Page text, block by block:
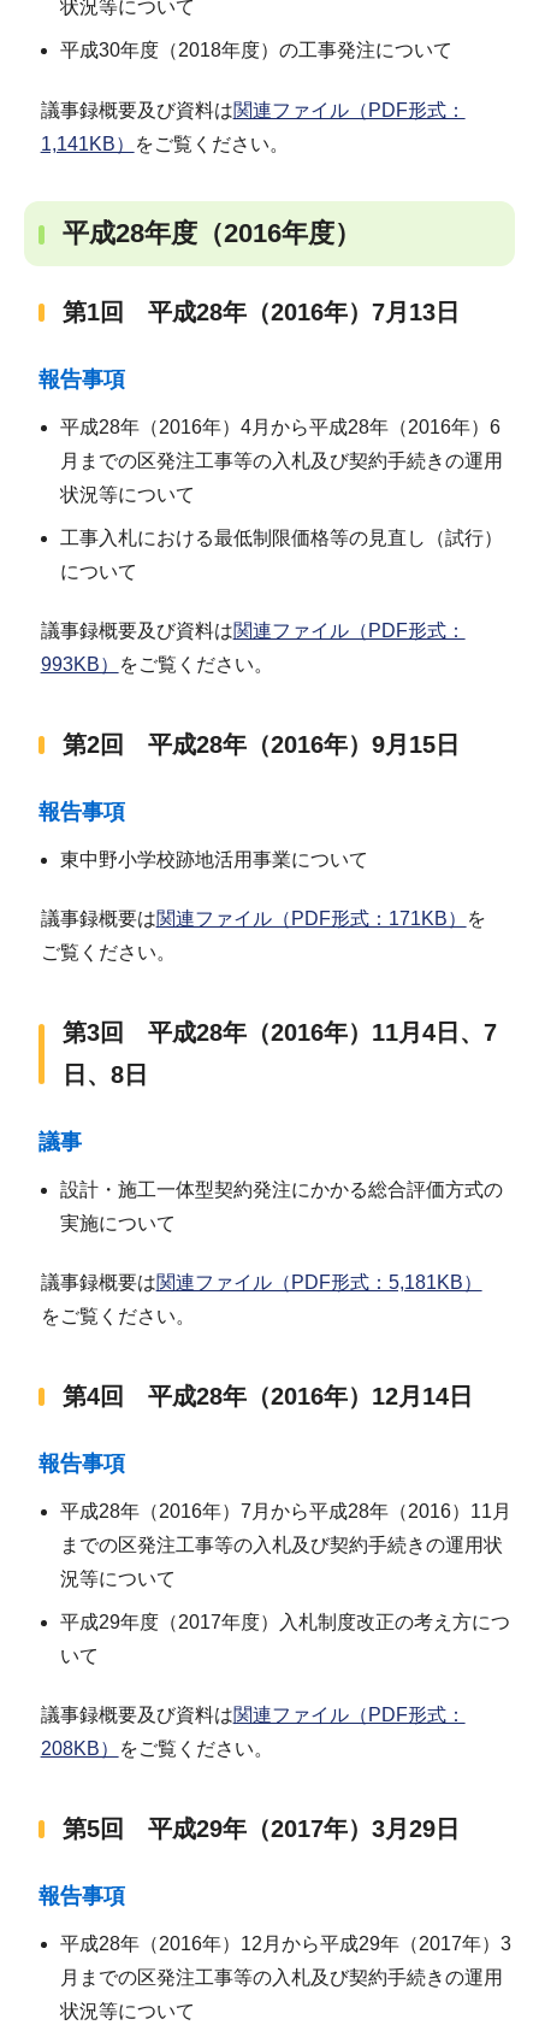
状況等について
平成30年度（2018年度）の工事発注について
議事録概要及び資料は関連ファイル（PDF形式：
1,141KB）
をご覧ください。
平成28年度（2016年度）
第1回 平成28年（2016年）7月13日
報告事項
平成28年（2016年）4月から平成28年（2016年）6
月までの区発注工事等の入札及び契約手続きの運用
状況等について
工事入札における最低制限価格等の見直し（試行）
について
議事録概要及び資料は関連ファイル（PDF形式：
993KB）
をご覧ください。
第2回 平成28年（2016年）9月15日
報告事項
東中野小学校跡地活用事業について
議事録概要は関連ファイル（PDF形式：171KB）
を
ご覧ください。
第3回 平成28年（2016年）11月4日、7
日、8日
議事
設計・施工一体型契約発注にかかる総合評価方式の
実施について
議事録概要は関連ファイル（PDF形式：5,181KB）
をご覧ください。
第4回 平成28年（2016年）12月14日
報告事項
平成28年（2016年）7月から平成28年（2016）11月
までの区発注工事等の入札及び契約手続きの運用状
況等について
平成29年度（2017年度）入札制度改正の考え方につ
いて
議事録概要及び資料は関連ファイル（PDF形式：
208KB）
をご覧ください。
第5回 平成29年（2017年）3月29日
報告事項
平成28年（2016年）12月から平成29年（2017年）3
月までの区発注工事等の入札及び契約手続きの運用
状況等について